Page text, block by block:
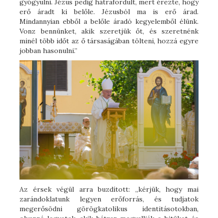
gyógyulni. Jézus pedig hátrafordult, mert érezte, hogy
erő áradt ki belőle. Jézusból ma is erő árad.
Mindannyian ebből a belőle áradó kegyelemből élünk.
Vonz bennünket, akik szeretjük őt, és szeretnénk
minél több időt az ő társaságában tölteni, hozzá egyre
jobban hasonulni.”
Az érsek végül arra buzdított: „kérjük, hogy mai
zarándoklatunk legyen erőforrás, és tudjatok
megerősödni görögkatolikus identitásotokban,